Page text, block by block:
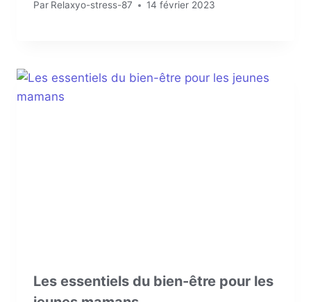
Par Relaxyo-stress-87 14 février 2023
Les essentiels du bien-être pour les